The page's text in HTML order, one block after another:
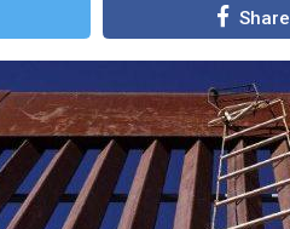
Share